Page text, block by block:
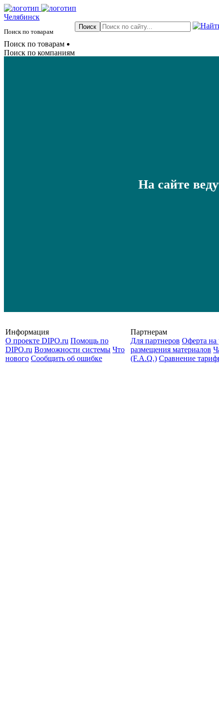
Челябинск
Поиск по товарам
Поиск по товарам
Поиск по компаниям
На сайте
Информация
О проекте DIPO.ru Помощь по
DIPO.ru Возможности системы Что
нового Сообщить об ошибке
Партнерам
Для партнеров Оферта на
размещения материалов
(F.A.Q.) Cравнение